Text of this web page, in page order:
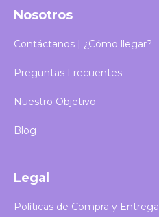
Nosotros
Contáctanos | ¿Cómo llegar?
Preguntas Frecuentes
Nuestro Objetivo
Blog
Legal
Políticas de Compra y Entrega